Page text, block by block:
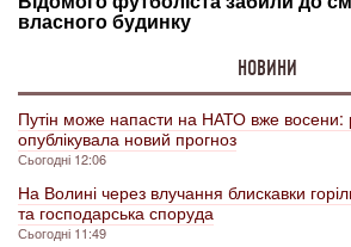
НОВИНИ
Путін може напасти на НАТО вже восени:
опублікувала новий прогноз
Сьогодні 12:06
На Волині через влучання блискавки
та господарська споруда
Сьогодні 11:49